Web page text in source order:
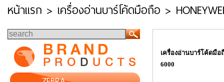
หน้าแรก > เครื่องอ่านบาร์โค้ดมือถือ >
เครื่องอ่านบาร์โค้ดมือ
6000